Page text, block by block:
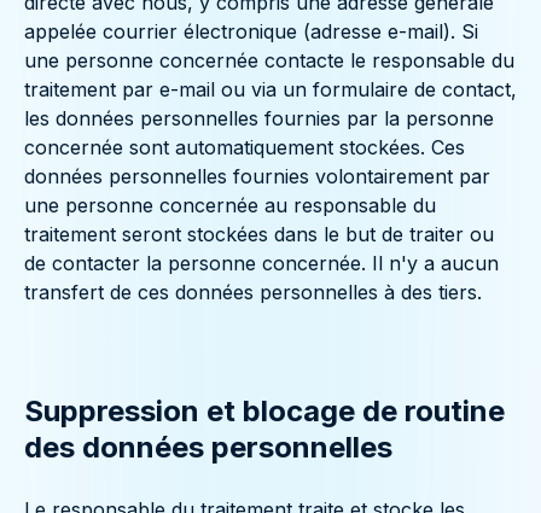
appelée courrier électronique (adresse e-mail). Si
une personne concernée contacte le responsable du
traitement par e-mail ou via un formulaire de contact,
les données personnelles fournies par la personne
concernée sont automatiquement stockées. Ces
données personnelles fournies volontairement par
une personne concernée au responsable du
traitement seront stockées dans le but de traiter ou
de contacter la personne concernée. Il n'y a aucun
transfert de ces données personnelles à des tiers.
Suppression et blocage de routine
des données personnelles